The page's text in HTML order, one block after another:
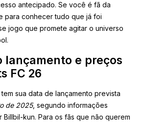
antecipado. Se você é fã da
para conhecer tudo que já foi
jogo que promete agitar o universo
lançamento e preços
FC 26
tem sua data de lançamento prevista
de 2025, segundo informações
kun. Para os fãs que não querem